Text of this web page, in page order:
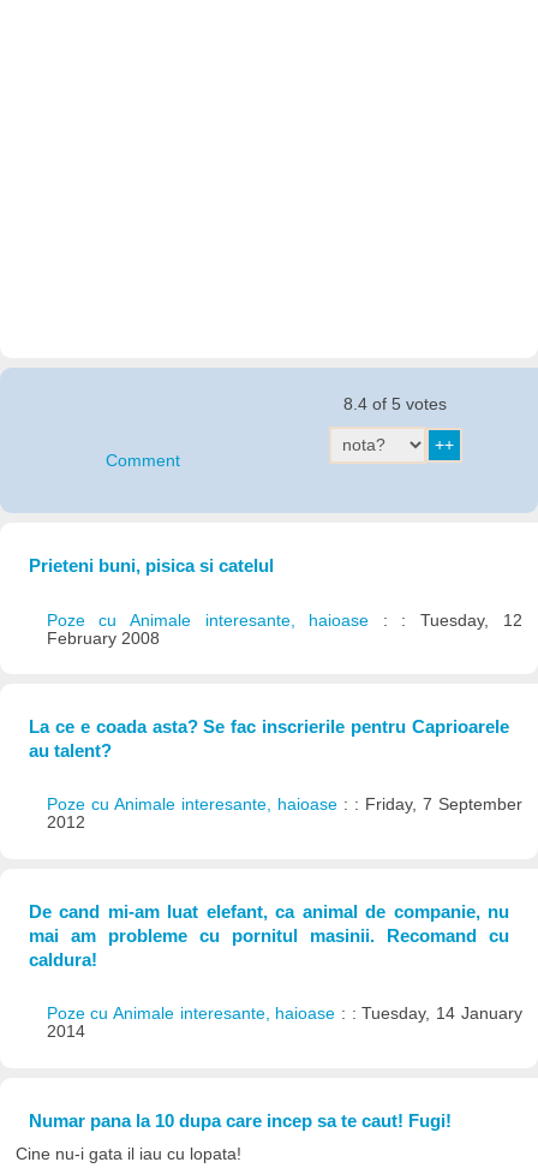
Comment
8.4 of 5 votes
Prieteni buni, pisica si catelul
Poze cu Animale interesante, haioase : : Tuesday, 12
February 2008
La ce e coada asta? Se fac inscrierile pentru Caprioarele
au talent?
Poze cu Animale interesante, haioase : : Friday, 7 September
2012
De cand mi-am luat elefant, ca animal de companie, nu
mai am probleme cu pornitul masinii. Recomand cu
caldura!
Poze cu Animale interesante, haioase : : Tuesday, 14 January
2014
Numar pana la 10 dupa care incep sa te caut! Fugi!
Cine nu-i gata il iau cu lopata!